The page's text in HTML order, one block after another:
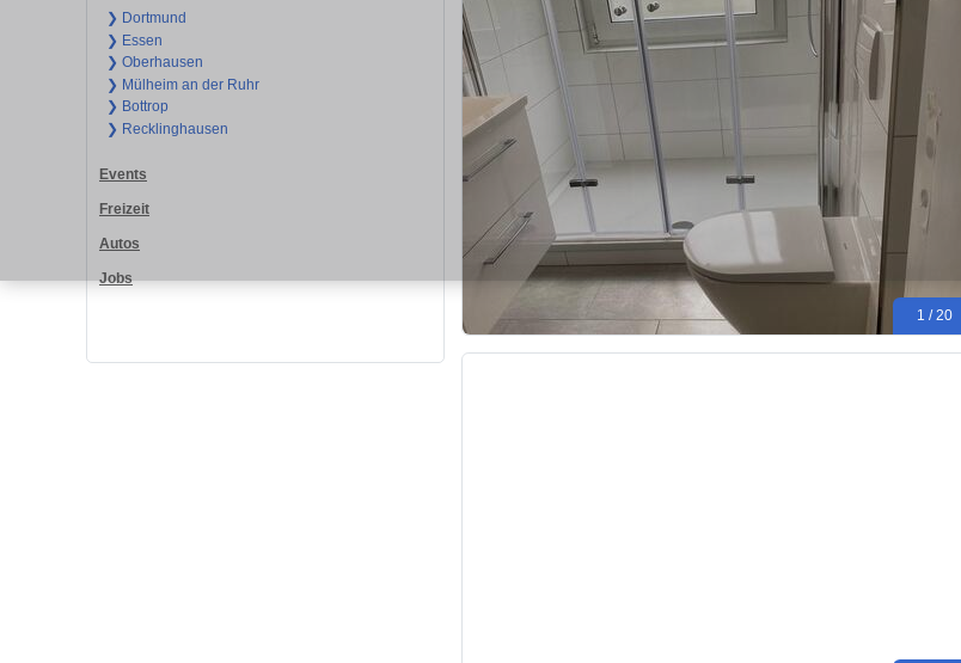
❯ Dortmund
❯ Essen
❯ Oberhausen
❯ Mülheim an der Ruhr
❯ Bottrop
❯ Recklinghausen
Events
Freizeit
Autos
Jobs
1 / 20